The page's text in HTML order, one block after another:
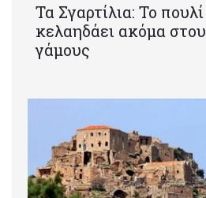
Τα Σγαρτίλια: Το
κελαηδάει ακόμα
γάμους